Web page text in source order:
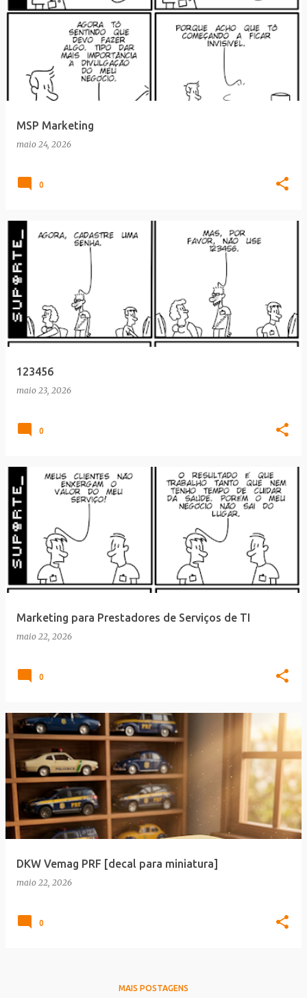
MSP Marketing
maio 24, 2026
0
123456
maio 23, 2026
0
Marketing para Prestadores de Serviços de TI
maio 22, 2026
0
DKW Vemag PRF [decal para miniatura]
maio 22, 2026
0
MAIS POSTAGENS